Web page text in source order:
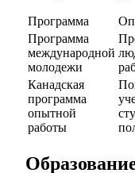
Программа
Программа
международной
молодежи
Канадская
программа
опытной
работы